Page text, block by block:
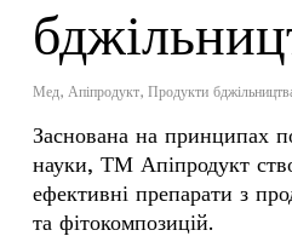
Мед, Апіпродукт, Продукти
Заснована на принципах
науки, ТМ Апіпродукт
ефективні препарати з
та фітокомпозицій.